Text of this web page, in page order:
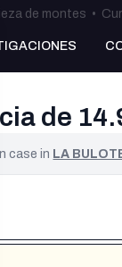
de montes •
de
case in LA